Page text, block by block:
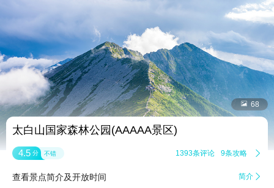
 68
太白山国家森林公园(AAAAA景区)
4.5 分 不错 1393条评论 9条攻略 
查看景点简介及开放时间 简介 